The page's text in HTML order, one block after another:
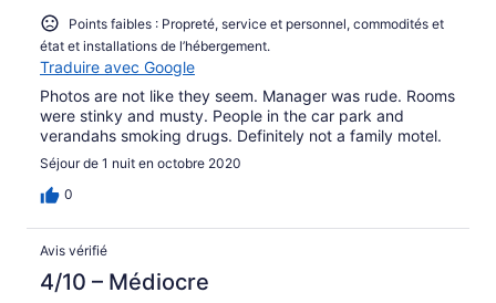
Points faibles : Propreté, service et personnel, commodités et
état et installations de l’hébergement.
Traduire avec Google
Photos are not like they seem. Manager was rude. Rooms
were stinky and musty. People in the car park and
verandahs smoking drugs. Definitely not a family motel.
Séjour de 1 nuit en octobre 2020
0
Avis vérifié
4/10 – Médiocre